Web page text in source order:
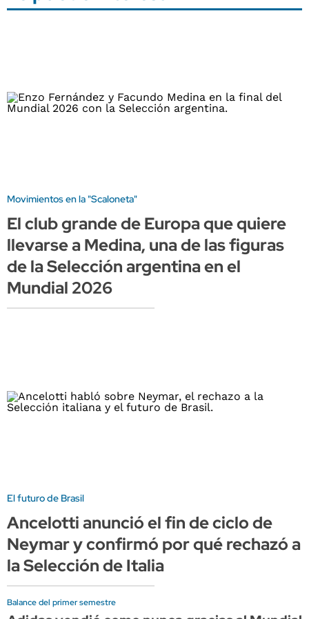
Movimientos en la "Scaloneta"
El club grande de Europa que quiere
llevarse a Medina, una de las figuras
de la Selección argentina en el
Mundial 2026
El futuro de Brasil
Ancelotti anunció el fin de ciclo de
Neymar y confirmó por qué rechazó a
la Selección de Italia
Balance del primer semestre